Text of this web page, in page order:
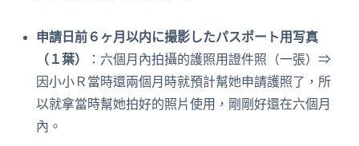
申請日前６ヶ月以内に撮影したパスポート用写真
（１葉）
：六個月內拍攝的護照用證件照（一張）⇒
因小小Ｒ當時還兩個月時就預計幫她申請護照了，所
以就拿當時幫她拍好的照片使用，剛剛好還在六個月
內。